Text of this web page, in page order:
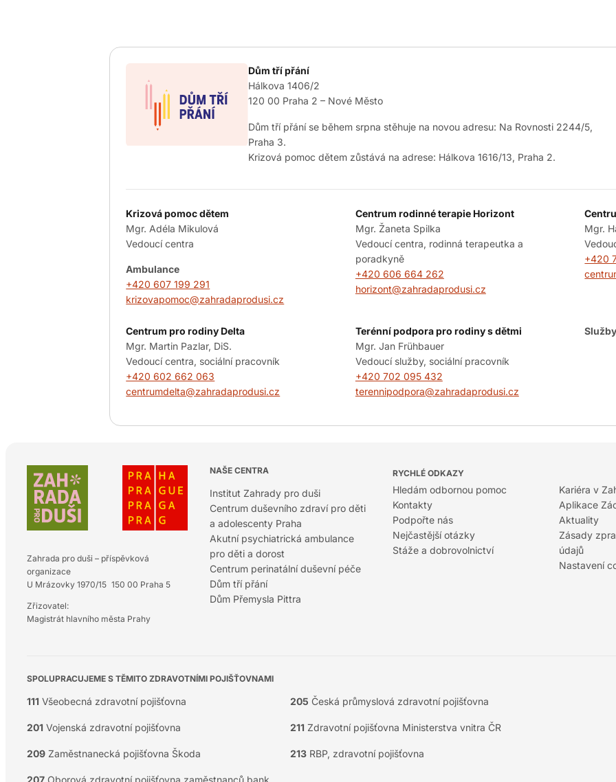
Dům tří přání
Hálkova 1406/2
120 00 Praha 2 – Nové Město
Dům tří přání se během srpna stěhuje na novou adresu: Na Rovnosti 2244/5,
Praha 3.
Krizová pomoc dětem zůstává na adrese: Hálkova 1616/13, Praha 2.
Krizová pomoc dětem
Mgr. Adéla Mikulová
Vedoucí centra
Ambulance
+420 607 199 291
krizovapomoc@zahradaprodusi.cz
Centrum rodinné terapie Horizont
Mgr. Žaneta Spilka
Vedoucí centra, rodinná terapeutka a
poradkyně
+420 606 664 262
horizont@zahradaprodusi.cz
Mgr.
+420
Centrum pro rodiny Delta
Mgr. Martin Pazlar, DiS.
Vedoucí centra, sociální pracovník
+420 602 662 063
centrumdelta@zahradaprodusi.cz
Terénní podpora pro rodiny s dětmi
Mgr. Jan Frühbauer
Vedoucí služby, sociální pracovník
+420 702 095 432
terennipodpora@zahradaprodusi.cz
Zahrada pro duši – příspěvková
organizace
U Mrázovky 1970/15 150 00 Praha 5
Zřizovatel:
Magistrát hlavního města Prahy
NAŠE CENTRA
Institut Zahrady pro duši
Centrum duševního zdraví pro děti
a adolescenty Praha
Akutní psychiatrická ambulance
pro děti a dorost
Centrum perinatální duševní péče
Dům tří přání
Dům Přemysla Pittra
RYCHLÉ ODKAZY
Hledám odbornou pomoc
Kontakty
Podpořte nás
Nejčastější otázky
Stáže a dobrovolnictví
Kariéra v
Aplikace
Aktuality
Zásady
údajů
Nastavení
SPOLUPRACUJEME S TĚMITO ZDRAVOTNÍMI POJIŠŤOVNAMI
111 Všeobecná zdravotní pojišťovna 205 Česká průmyslová zdravotní pojišťovna
201 Vojenská zdravotní pojišťovna 211 Zdravotní pojišťovna Ministerstva vnitra ČR
209Zaměstnanecká pojišťovna Škoda 213RBP, zdravotní pojišťovna
207Oborová zdravotní pojišťovna zaměstnanců bank,